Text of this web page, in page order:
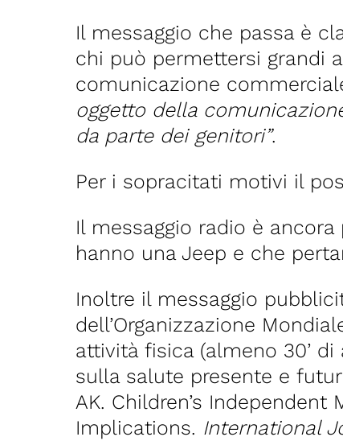
Il messaggio che passa è
chi può permettersi grandi
comunicazione
oggetto della
da parte dei genitori”.
Per i sopracitati motivi il
Il messaggio radio è
hanno una Jeep e che
Inoltre il messaggio
dell’Organizzazione
attività fisica (almeno 30’
sulla salute presente e
AK. Children’s
Implications. International